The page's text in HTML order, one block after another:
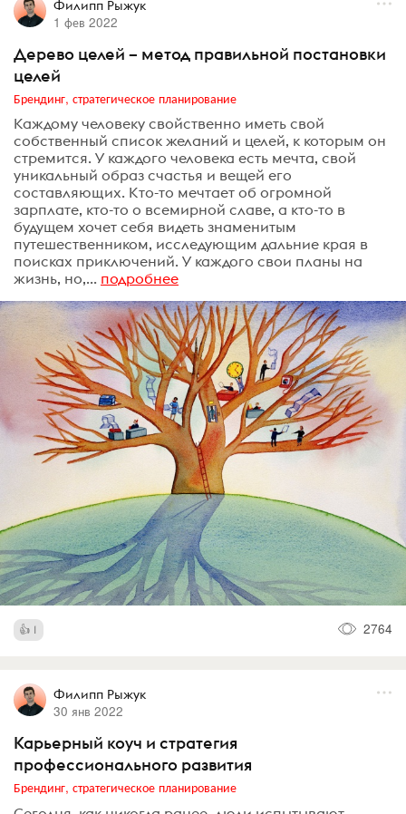
Филипп Рыжук
1 фев 2022
Дерево целей – метод правильной постановки
целей
Брендинг, стратегическое планирование
Каждому человеку свойственно иметь свой
собственный список желаний и целей, к которым он
стремится. У каждого человека есть мечта, свой
уникальный образ счастья и вещей его
составляющих. Кто-то мечтает об огромной
зарплате, кто-то о всемирной славе, а кто-то в
будущем хочет себя видеть знаменитым
путешественником, исследующим дальние края в
поисках приключений. У каждого свои планы на
жизнь, но,... подробнее
1 2764
Филипп Рыжук
30 янв 2022
Карьерный коуч и стратегия
профессионального развития
Брендинг, стратегическое планирование